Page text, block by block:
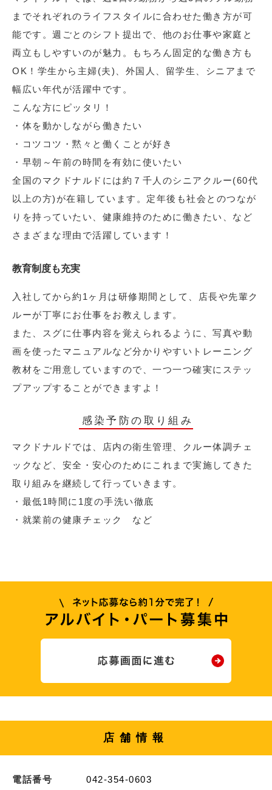
までそれぞれのライフスタイルに合わせた働き方が可
能です。週ごとのシフト提出で、他のお仕事や家庭と
両立もしやすいのが魅力。もちろん固定的な働き方も
OK！学生から主婦(夫)、外国人、留学生、シニアまで
幅広い年代が活躍中です。
こんな方にピッタリ！
・体を動かしながら働きたい
・コツコツ・黙々と働くことが好き
・早朝～午前の時間を有効に使いたい
全国のマクドナルドには約７千人のシニアクルー(60代
以上の方)が在籍しています。定年後も社会とのつなが
りを持っていたい、健康維持のために働きたい、など
さまざまな理由で活躍しています！
教育制度も充実
入社してから約1ヶ月は研修期間として、店長や先輩ク
ルーが丁寧にお仕事をお教えします。
また、スグに仕事内容を覚えられるように、写真や動
画を使ったマニュアルなど分かりやすいトレーニング
教材をご用意していますので、一つ一つ確実にステッ
プアップすることができますよ！
感染予防の取り組み
マクドナルドでは、店内の衛生管理、クルー体調チェ
ックなど、安全・安心のためにこれまで実施してきた
取り組みを継続して行っていきます。
・最低1時間に1度の手洗い徹底
・就業前の健康チェック など
店舗情報
電話番号 042-354-0603